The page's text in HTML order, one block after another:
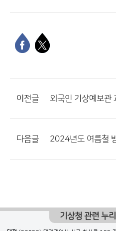
이전글 외국인 기상예보관
다음글 2024년도 여름철
기상청 관련 누